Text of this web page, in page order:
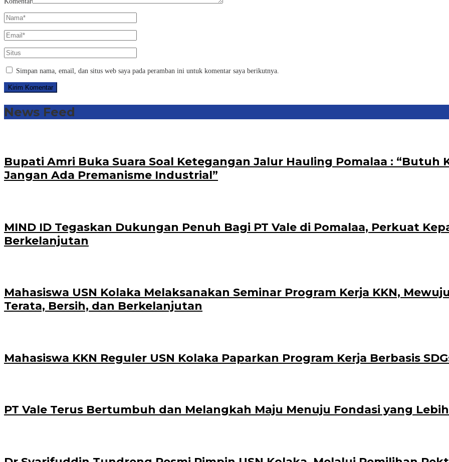
Simpan nama, email, dan situs web saya pada peramban ini untuk komentar saya berikutnya.
News Feed
Bupati Amri Buka Suara Soal Ketegangan Jalur Hauling Pomalaa :
Jangan Ada Premanisme Industrial”
MIND ID Tegaskan Dukungan Penuh Bagi PT Vale di Pomalaa, Perkuat
Berkelanjutan
Mahasiswa USN Kolaka Melaksanakan Seminar Program Kerja KKN,
Terata, Bersih, dan Berkelanjutan
Mahasiswa KKN Reguler USN Kolaka Paparkan Program Kerja Berbasis
PT Vale Terus Bertumbuh dan Melangkah Maju Menuju Fondasi yang